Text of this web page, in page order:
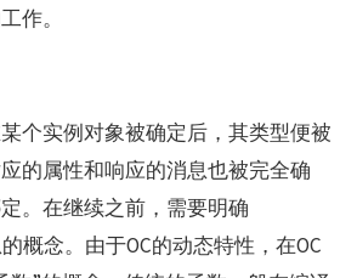
作。
个实例对象被确定后，其类型便被
的属性和响应的消息也被完全确
。在继续之前，需要明确
概念。由于OC的动态特性，在OC